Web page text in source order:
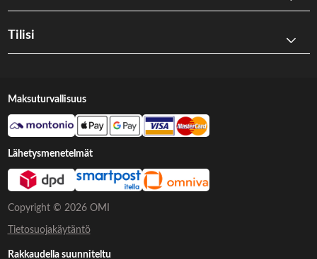
Tilisi
Copyright © 2026 OMI
Tietosuojakäytäntö
Maksuturvallisuus
Lähetysmenetelmät
Rakkaudella suunniteltu